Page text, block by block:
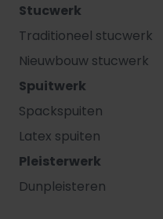
Stucwerk
Traditioneel stucwerk
Nieuwbouw stucwerk
Spuitwerk
Spackspuiten
Latex spuiten
Pleisterwerk
Dunpleisteren